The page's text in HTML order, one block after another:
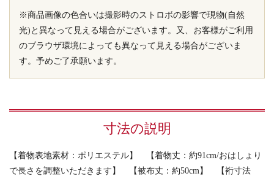
※商品画像の色合いは撮影時のストロボの影響で現物(自然
光)と異なって見える場合がございます。又、お客様がご利用
のブラウザ環境によっても異なって見える場合がございま
す。予めご了承願います。
寸法の説明
【着物表地素材：ポリエステル】 【着物丈：約91cm/おはしょり
で長さを調整いただきます】 【被布丈：約50cm】 【裄寸法